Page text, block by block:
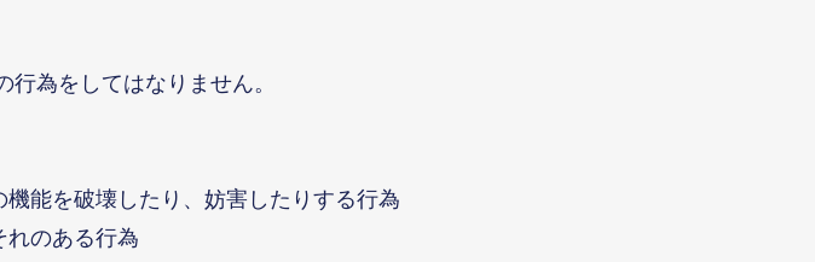
為をしてはなりません。
機能を破壊したり、妨害したりする行為
れのある行為